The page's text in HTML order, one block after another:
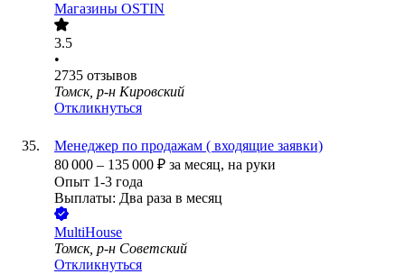
Магазины OSTIN
3.5
•
2735 отзывов
Томск, р-н Кировский
Откликнуться
Менеджер по продажам ( входящие заявки)
80 000 – 135 000 ₽ за месяц, на руки
Опыт 1-3 года
Выплаты: Два раза в месяц
MultiHouse
Томск, р-н Советский
Откликнуться